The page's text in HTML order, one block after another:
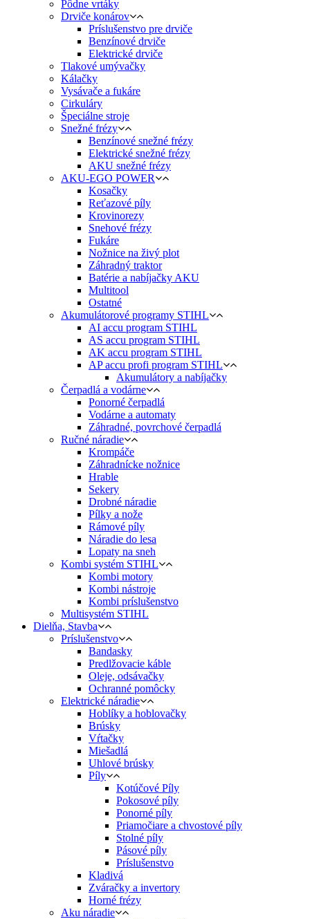
Pôdne vrtáky
Drviče konárov
Príslušenstvo pre drviče
Benzínové drviče
Elektrické drviče
Tlakové umývačky
Kálačky
Vysávače a fukáre
Cirkuláry
Špeciálne stroje
Snežné frézy
Benzínové snežné frézy
Elektrické snežné frézy
AKU snežné frézy
AKU-EGO POWER
Kosačky
Reťazové píly
Krovinorezy
Snehové frézy
Fukáre
Nožnice na živý plot
Záhradný traktor
Batérie a nabíjačky AKU
Multitool
Ostatné
Akumulátorové programy STIHL
AI accu program STIHL
AS accu program STIHL
AK accu program STIHL
AP accu profi program STIHL
Akumulátory a nabíjačky
Čerpadlá a vodárne
Ponorné čerpadlá
Vodárne a automaty
Záhradné, povrchové čerpadlá
Ručné náradie
Krompáče
Záhradnícke nožnice
Hrable
Sekery
Drobné náradie
Pílky a nože
Rámové píly
Náradie do lesa
Lopaty na sneh
Kombi systém STIHL
Kombi motory
Kombi nástroje
Kombi príslušenstvo
Multisystém STIHL
Dielňa, Stavba
Príslušenstvo
Bandasky
Predlžovacie káble
Oleje, odsávačky
Ochranné pomôcky
Elektrické náradie
Hoblíky a hoblovačky
Brúsky
Vŕtačky
Miešadlá
Uhlové brúsky
Píly
Kotúčové Píly
Pokosové píly
Ponorné píly
Priamočiare a chvostové píly
Stolné píly
Pásové píly
Príslušenstvo
Kladivá
Zváračky a invertory
Horné frézy
Aku náradie